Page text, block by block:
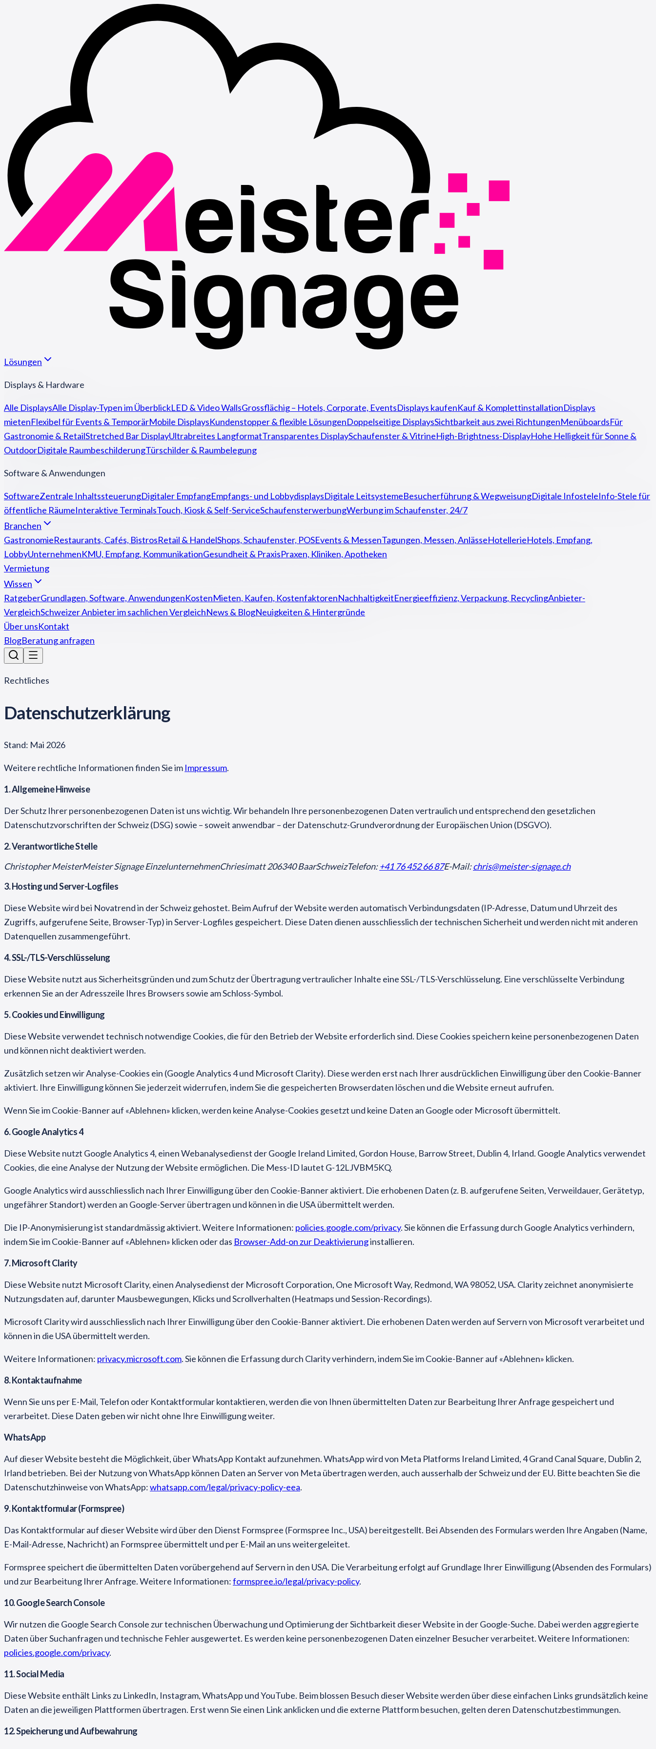
Lösungen
Displays & Hardware
Alle DisplaysAlle Display-Typen im ÜberblickLED & Video WallsGrossflächig – Hotels, Corporate, EventsDisplays kaufenKauf & KomplettinstallationDisplays
mietenFlexibel für Events & TemporärMobile DisplaysKundenstopper & flexible LösungenDoppelseitige DisplaysSichtbarkeit aus zwei RichtungenMenüboardsFür
Gastronomie & RetailStretched Bar DisplayUltrabreites LangformatTransparentes DisplaySchaufenster & VitrineHigh-Brightness-DisplayHohe Helligkeit für Sonne &
OutdoorDigitale RaumbeschilderungTürschilder & Raumbelegung
Software & Anwendungen
SoftwareZentrale InhaltssteuerungDigitaler EmpfangEmpfangs- und LobbydisplaysDigitale LeitsystemeBesucherführung & WegweisungDigitale InfosteleInfo-Stele für
öffentliche RäumeInteraktive TerminalsTouch, Kiosk & Self-ServiceSchaufensterwerbungWerbung im Schaufenster, 24/7
Branchen
GastronomieRestaurants, Cafés, BistrosRetail & HandelShops, Schaufenster, POSEvents & MessenTagungen, Messen, AnlässeHotellerieHotels, Empfang,
LobbyUnternehmenKMU, Empfang, KommunikationGesundheit & PraxisPraxen, Kliniken, Apotheken
Vermietung
Wissen
RatgeberGrundlagen, Software, AnwendungenKostenMieten, Kaufen, KostenfaktorenNachhaltigkeitEnergieeffizienz, Verpackung, RecyclingAnbieter-
VergleichSchweizer Anbieter im sachlichen VergleichNews & BlogNeuigkeiten & Hintergründe
Über unsKontakt
BlogBeratung anfragen
Rechtliches
Datenschutzerklärung
Stand: Mai 2026
Weitere rechtliche Informationen finden Sie im Impressum.
1. Allgemeine Hinweise
Der Schutz Ihrer personenbezogenen Daten ist uns wichtig. Wir behandeln Ihre personenbezogenen Daten vertraulich und entsprechend den gesetzlichen
Datenschutzvorschriften der Schweiz (DSG) sowie – soweit anwendbar – der Datenschutz-Grundverordnung der Europäischen Union (DSGVO).
2. Verantwortliche Stelle
Christopher MeisterMeister Signage EinzelunternehmenChriesimatt 206340 BaarSchweizTelefon: +41 76 452 66 87E-Mail:chris@meister-signage.ch
3. Hosting und Server-Logfiles
Diese Website wird bei Novatrend in der Schweiz gehostet. Beim Aufruf der Website werden automatisch Verbindungsdaten (IP-Adresse, Datum und Uhrzeit des
Zugriffs, aufgerufene Seite, Browser-Typ) in Server-Logfiles gespeichert. Diese Daten dienen ausschliesslich der technischen Sicherheit und werden nicht mit anderen
Datenquellen zusammengeführt.
4. SSL-/TLS-Verschlüsselung
Diese Website nutzt aus Sicherheitsgründen und zum Schutz der Übertragung vertraulicher Inhalte eine SSL-/TLS-Verschlüsselung. Eine verschlüsselte Verbindung
erkennen Sie an der Adresszeile Ihres Browsers sowie am Schloss-Symbol.
5. Cookies und Einwilligung
Diese Website verwendet technisch notwendige Cookies, die für den Betrieb der Website erforderlich sind. Diese Cookies speichern keine personenbezogenen Daten
und können nicht deaktiviert werden.
Zusätzlich setzen wir Analyse-Cookies ein (Google Analytics 4 und Microsoft Clarity). Diese werden erst nach Ihrer ausdrücklichen Einwilligung über den Cookie-Banner
aktiviert. Ihre Einwilligung können Sie jederzeit widerrufen, indem Sie die gespeicherten Browserdaten löschen und die Website erneut aufrufen.
Wenn Sie im Cookie-Banner auf «Ablehnen» klicken, werden keine Analyse-Cookies gesetzt und keine Daten an Google oder Microsoft übermittelt.
6. Google Analytics 4
Diese Website nutzt Google Analytics 4, einen Webanalysedienst der Google Ireland Limited, Gordon House, Barrow Street, Dublin 4, Irland. Google Analytics verwendet
Cookies, die eine Analyse der Nutzung der Website ermöglichen. Die Mess-ID lautet G-12LJVBM5KQ.
Google Analytics wird ausschliesslich nach Ihrer Einwilligung über den Cookie-Banner aktiviert. Die erhobenen Daten (z. B. aufgerufene Seiten, Verweildauer, Gerätetyp,
ungefährer Standort) werden an Google-Server übertragen und können in die USA übermittelt werden.
Die IP-Anonymisierung ist standardmässig aktiviert. Weitere Informationen: policies.google.com/privacy. Sie können die Erfassung durch Google Analytics verhindern,
indem Sie im Cookie-Banner auf «Ablehnen» klicken oder das Browser-Add-on zur Deaktivierunginstallieren.
7. Microsoft Clarity
Diese Website nutzt Microsoft Clarity, einen Analysedienst der Microsoft Corporation, One Microsoft Way, Redmond, WA 98052, USA. Clarity zeichnet anonymisierte
Nutzungsdaten auf, darunter Mausbewegungen, Klicks und Scrollverhalten (Heatmaps und Session-Recordings).
Microsoft Clarity wird ausschliesslich nach Ihrer Einwilligung über den Cookie-Banner aktiviert. Die erhobenen Daten werden auf Servern von Microsoft verarbeitet und
können in die USA übermittelt werden.
Weitere Informationen: privacy.microsoft.com. Sie können die Erfassung durch Clarity verhindern, indem Sie im Cookie-Banner auf «Ablehnen» klicken.
8. Kontaktaufnahme
Wenn Sie uns per E-Mail, Telefon oder Kontaktformular kontaktieren, werden die von Ihnen übermittelten Daten zur Bearbeitung Ihrer Anfrage gespeichert und
verarbeitet. Diese Daten geben wir nicht ohne Ihre Einwilligung weiter.
WhatsApp
Auf dieser Website besteht die Möglichkeit, über WhatsApp Kontakt aufzunehmen. WhatsApp wird von Meta Platforms Ireland Limited, 4 Grand Canal Square, Dublin 2,
Irland betrieben. Bei der Nutzung von WhatsApp können Daten an Server von Meta übertragen werden, auch ausserhalb der Schweiz und der EU. Bitte beachten Sie die
Datenschutzhinweise von WhatsApp:whatsapp.com/legal/privacy-policy-eea.
9. Kontaktformular (Formspree)
Das Kontaktformular auf dieser Website wird über den Dienst Formspree (Formspree Inc., USA) bereitgestellt. Bei Absenden des Formulars werden Ihre Angaben (Name,
E-Mail-Adresse, Nachricht) an Formspree übermittelt und per E-Mail an uns weitergeleitet.
Formspree speichert die übermittelten Daten vorübergehend auf Servern in den USA. Die Verarbeitung erfolgt auf Grundlage Ihrer Einwilligung (Absenden des Formulars)
und zur Bearbeitung Ihrer Anfrage. Weitere Informationen:formspree.io/legal/privacy-policy.
10. Google Search Console
Wir nutzen die Google Search Console zur technischen Überwachung und Optimierung der Sichtbarkeit dieser Website in der Google-Suche. Dabei werden aggregierte
Daten über Suchanfragen und technische Fehler ausgewertet. Es werden keine personenbezogenen Daten einzelner Besucher verarbeitet. Weitere Informationen:
policies.google.com/privacy.
11. Social Media
Diese Website enthält Links zu LinkedIn, Instagram, WhatsApp und YouTube. Beim blossen Besuch dieser Website werden über diese einfachen Links grundsätzlich keine
Daten an die jeweiligen Plattformen übertragen. Erst wenn Sie einen Link anklicken und die externe Plattform besuchen, gelten deren Datenschutzbestimmungen.
12. Speicherung und Aufbewahrung